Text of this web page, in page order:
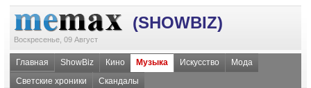
(SHOWBIZ)
Воскресенье, 09 Август
Главная ShowBiz Кино Музыка Искусство
Мода
Светские хроники
Скандалы